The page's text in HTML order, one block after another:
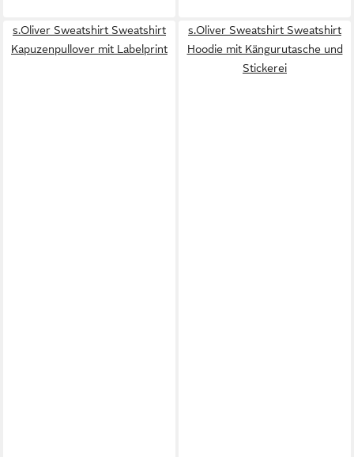
s.Oliver Sweatshirt Sweatshirt
Kapuzenpullover mit Labelprint
s.Oliver Sweatshirt Sweatshirt
Hoodie mit Kängurutasche und
Stickerei